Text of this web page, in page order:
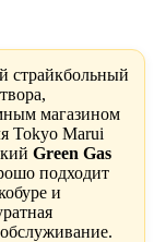
страйкбольный
магазином
Tokyo Marui
Green Gas
подходит
и